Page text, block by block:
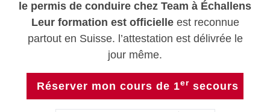
le permis de conduire chez Team à Échallens
Leur formation est officielleest reconnue
partout en Suisse. l’attestation est délivrée le
jour même.
Réserver mon cours de 1er secours